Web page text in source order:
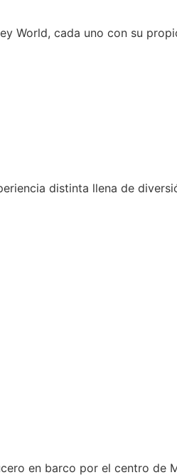
World, cada uno con su
distinta llena de
en barco por el centro de